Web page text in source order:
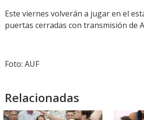
Este viernes volverán a jugar en el
puertas cerradas con transmisión de
Foto: AUF
Relacionadas